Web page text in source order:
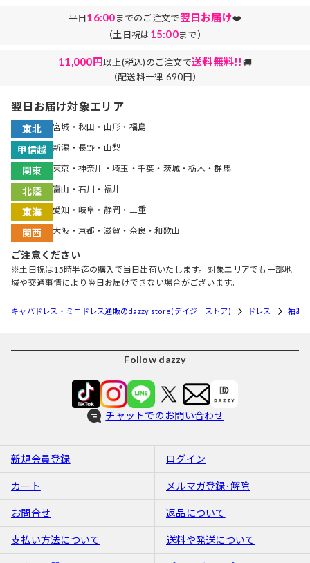
平日16:00までのご注文で翌日お届け❤️
（土日祝は15:00まで）
11,000円以上(税込)のご注文で送料無料!!🚚
（配送料一律 690円）
翌日お届け対象エリア
東北 宮城・秋田・山形・福島
甲信越 新潟・長野・山梨
関東 東京・神奈川・埼玉・千葉・茨城・栃木・群馬
北陸 富山・石川・福井
東海 愛知・岐阜・静岡・三重
関西 大阪・京都・滋賀・奈良・和歌山
ご注意ください
※土日祝は15時半迄の購入で当日出荷いたします。対象エリアでも一部地
域や交通事情により翌日お届けできない場合がございます。
キャバドレス・ミニドレス通販のdazzy store(デイジーストア) ドレス 袖あ
Follow dazzy
チャットでのお問い合わせ
新規会員登録 ログイン
カート メルマガ登録･解除
お問合せ 返品について
支払い方法について 送料や発送について